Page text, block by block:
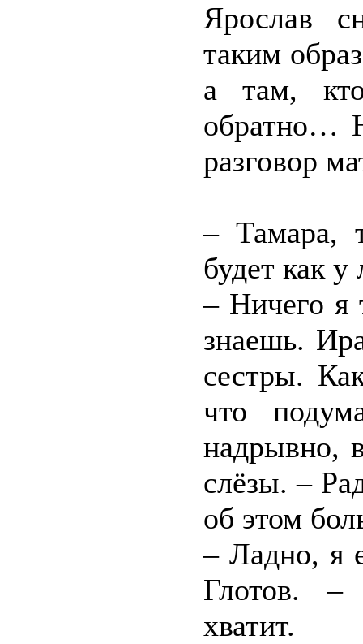
Ярослав
таким
а там,
обратно…
разговор
– Тамара,
будет как
– Ничего я
знаешь.
сестры.
что
надрывно,
слёзы. –
об этом
– Ладно, я
Глотов. –
хватит.